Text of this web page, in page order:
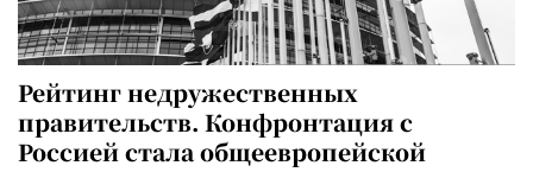
Рейтинг недружественных
правительств. Конфронтация с
Россией стала общеевропейской